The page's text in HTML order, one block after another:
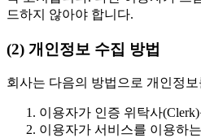
드하지 않아야 합니다.
(2) 개인정보 수집 방법
회사는 다음의 방법으로 개인정
이용자가 인증 위탁사
이용자가 서비스를 이용하